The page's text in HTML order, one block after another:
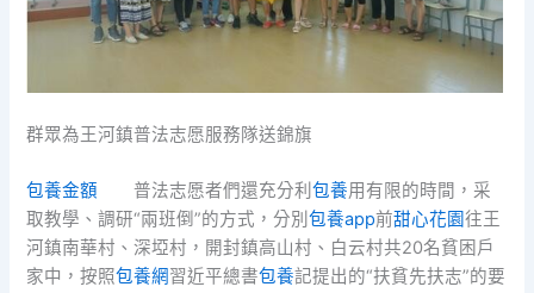
群眾為王河鎮普法志愿服務隊送錦旗
包養金額 普法志愿者們還充分利包養用有限的時間，采
取教學、調研“兩班倒”的方式，分別包養app前甜心花園往王
河鎮南華村、深埡村，開封鎮高山村、白云村共20名貧困戶
家中，按照包養網習近平總書包養記提出的“扶貧先扶志”的要